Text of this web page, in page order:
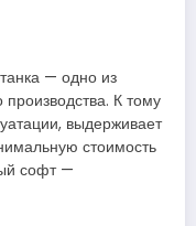
— одно из
К тому
выдерживает
стоимость
софт —